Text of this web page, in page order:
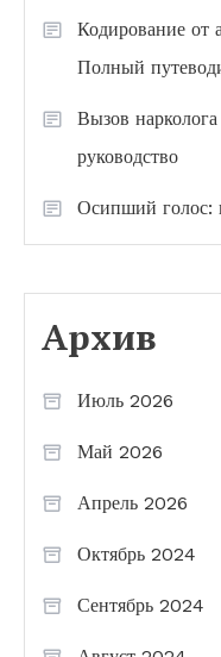
Кодирование от
Полный
Вызов
руководство
Осипший голос:
Архив
Июль 2026
Май 2026
Апрель 2026
Октябрь 2024
Сентябрь 2024